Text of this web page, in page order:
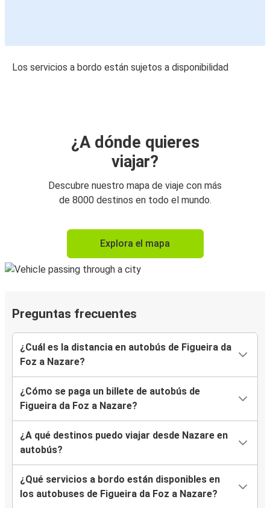
Los servicios a bordo están sujetos a disponibilidad
¿A dónde quieres
viajar?
Descubre nuestro mapa de viaje con más
de 8000 destinos en todo el mundo.
Explora el mapa
Preguntas frecuentes
¿Cuál es la distancia en autobús de Figueira da
Foz a Nazare?
¿Cómo se paga un billete de autobús de
Figueira da Foz a Nazare?
¿A qué destinos puedo viajar desde Nazare en
autobús?
¿Qué servicios a bordo están disponibles en
los autobuses de Figueira da Foz a Nazare?